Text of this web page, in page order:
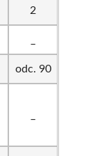
2
odc. 90